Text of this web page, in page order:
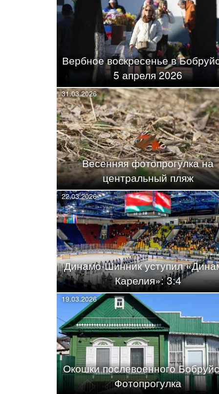
Вербное воскресенье в
5 апреля 2026
31.03.2026
Весенняя фотопрогулка на
центральный пляж
22.03.2026
Динамо-Шинник уступил
Карелия»: 3:4
19.03.2026
Окошки послевоенного
Фотопрогулка